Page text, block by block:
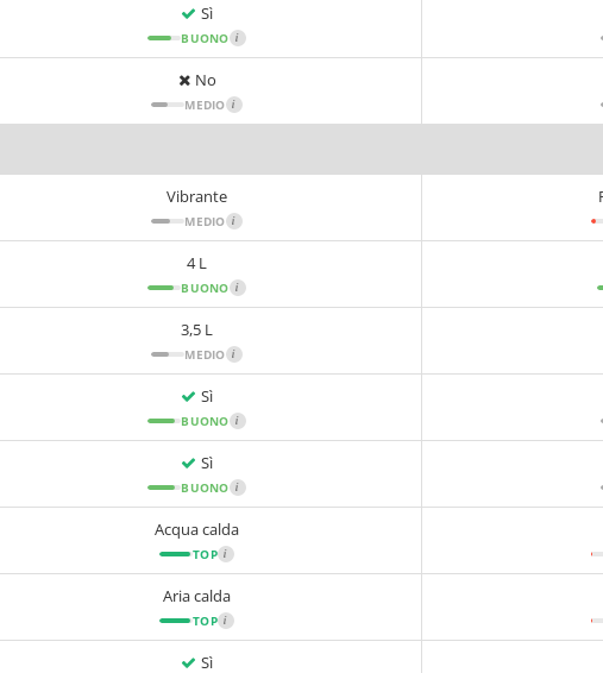
Sì
BUONO i
No
MEDIO i
Vibrante
MEDIO i
4 L
BUONO i
3,5 L
MEDIO i
Sì
BUONO i
Sì
BUONO i
Acqua calda
TOP i
Aria calda
TOP i
Sì